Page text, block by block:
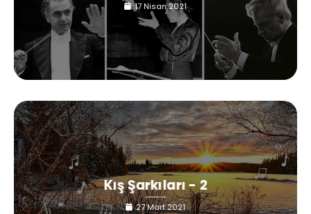
17 Nisan 2021
Kış Şarkıları - 2
27 Mart 2021